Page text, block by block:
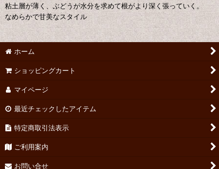
粘土層が薄く、ぶどうが水分を求めて根がより深く張っていく。
なめらかで甘美なスタイル
ホーム
ショッピングカート
マイページ
最近チェックしたアイテム
特定商取引法表示
ご利用案内
お問い合せ